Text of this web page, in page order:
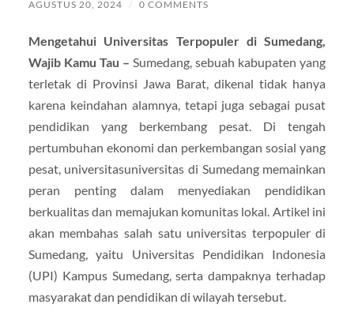
AGUSTUS 20, 2024 / 0 COMMENTS
Mengetahui Universitas Terpopuler di Sumedang,
Wajib Kamu Tau – Sumedang, sebuah kabupaten yang
terletak di Provinsi Jawa Barat, dikenal tidak hanya
karena keindahan alamnya, tetapi juga sebagai pusat
pendidikan yang berkembang pesat. Di tengah
pertumbuhan ekonomi dan perkembangan sosial yang
pesat, universitasuniversitas di Sumedang memainkan
peran penting dalam menyediakan pendidikan
berkualitas dan memajukan komunitas lokal. Artikel ini
akan membahas salah satu universitas terpopuler di
Sumedang, yaitu Universitas Pendidikan Indonesia
(UPI) Kampus Sumedang, serta dampaknya terhadap
masyarakat dan pendidikan di wilayah tersebut.